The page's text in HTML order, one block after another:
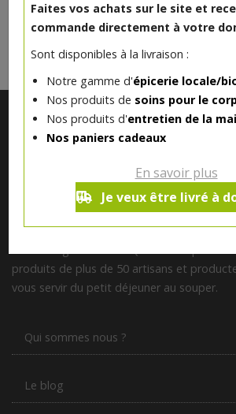
Faites vos achats sur le site et
commande directement à votre
Sont disponibles à la livraison :
Notre gamme d'épicerie locale/
Nos produits de soins pour le
Nos produits d'entretien de la
Nos paniers cadeaux
En savoir plus
Je veux être livré à
DANS LA MÊME
produits de plus de 50 artisans et
vous servir du petit déjeuner au souper.
Qui sommes nous ?
Le blog